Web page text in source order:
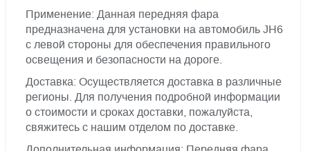
Применение: Данная передняя фара
предназначена для установки на автомобиль JН6
с левой стороны для обеспечения правильного
освещения и безопасности на дороге.
Доставка: Осуществляется доставка в различные
регионы. Для получения подробной информации
о стоимости и сроках доставки, пожалуйста,
свяжитесь с нашим отделом по доставке.